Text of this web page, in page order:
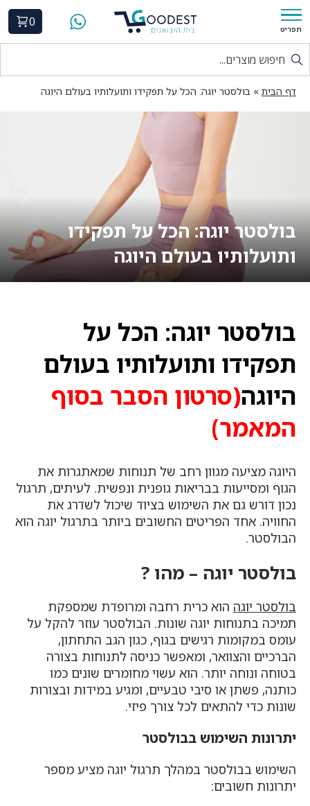
תפריט
0
דף הבית » בולסטר יוגה: הכל על תפקידו ותועלותיו בעולם היוגה
בולסטר יוגה: הכל על תפקידו
ותועלותיו בעולם היוגה
בולסטר יוגה: הכל על
תפקידו ותועלותיו בעולם
היוגה(סרטון הסבר בסוף
המאמר)
היוגה מציעה מגוון רחב של תנוחות שמאתגרות את
הגוף ומסייעות בבריאות גופנית ונפשית. לעיתים, תרגול
נכון דורש גם את השימוש בציוד שיכול לשדרג את
החוויה. אחד הפריטים החשובים ביותר בתרגול יוגה הוא
הבולסטר.
בולסטר יוגה – מהו ?
בולסטר יוגה הוא כרית רחבה ומרופדת שמספקת
תמיכה בתנוחות יוגה שונות. הבולסטר עוזר להקל על
עומס במקומות רגישים בגוף, כגון הגב התחתון,
הברכיים והצוואר, ומאפשר כניסה לתנוחות בצורה
בטוחה ונוחה יותר. הוא עשוי מחומרים שונים כמו
כותנה, פשתן או סיבי טבעיים, ומגיע במידות ובצורות
שונות כדי להתאים לכל צורך פיזי.
יתרונות השימוש בבולסטר
השימוש בבולסטר במהלך תרגול יוגה מציע מספר
יתרונות חשובים: